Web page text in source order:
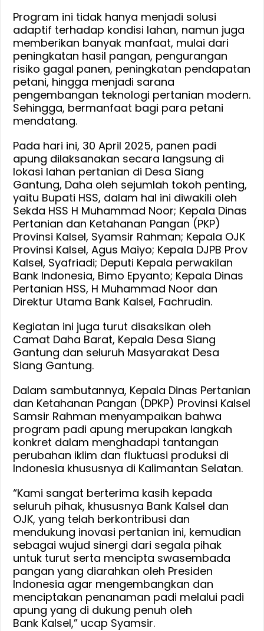
Program ini tidak hanya menjadi solusi
adaptif terhadap kondisi lahan, namun juga
memberikan banyak manfaat, mulai dari
peningkatan hasil pangan, pengurangan
risiko gagal panen, peningkatan pendapatan
petani, hingga menjadi sarana
pengembangan teknologi pertanian modern.
Sehingga, bermanfaat bagi para petani
mendatang.
Pada hari ini, 30 April 2025, panen padi
apung dilaksanakan secara langsung di
lokasi lahan pertanian di Desa Siang
Gantung, Daha oleh sejumlah tokoh penting,
yaitu Bupati HSS, dalam hal ini diwakili oleh
Sekda HSS H Muhammad Noor; Kepala Dinas
Pertanian dan Ketahanan Pangan (PKP)
Provinsi Kalsel, Syamsir Rahman; Kepala OJK
Provinsi Kalsel, Agus Maiyo; Kepala DJPB Prov
Kalsel, Syafriadi; Deputi Kepala perwakilan
Bank Indonesia, Bimo Epyanto; Kepala Dinas
Pertanian HSS, H Muhammad Noor dan
Direktur Utama Bank Kalsel, Fachrudin.
Kegiatan ini juga turut disaksikan oleh
Camat Daha Barat, Kepala Desa Siang
Gantung dan seluruh Masyarakat Desa
Siang Gantung.
Dalam sambutannya, Kepala Dinas Pertanian
dan Ketahanan Pangan (DPKP) Provinsi Kalsel
Samsir Rahman menyampaikan bahwa
program padi apung merupakan langkah
konkret dalam menghadapi tantangan
perubahan iklim dan fluktuasi produksi di
Indonesia khususnya di Kalimantan Selatan.
“Kami sangat berterima kasih kepada
seluruh pihak, khususnya Bank Kalsel dan
OJK, yang telah berkontribusi dan
mendukung inovasi pertanian ini, kemudian
sebagai wujud sinergi dari segala pihak
untuk turut serta mencipta swasembada
pangan yang diarahkan oleh Presiden
Indonesia agar mengembangkan dan
menciptakan penanaman padi melalui padi
apung yang di dukung penuh oleh
Bank Kalsel,” ucap Syamsir.